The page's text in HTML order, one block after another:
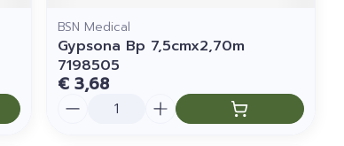
BSN Medical
Gypsona Bp 7,5cmx2,70m
7198505
€ 3,68